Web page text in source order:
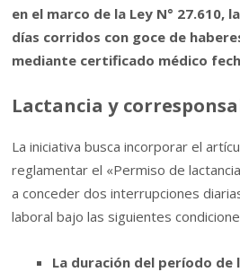
en el marco de la Ley N° 27.610,
días corridos con goce de
mediante certificado médico
Lactancia y
La iniciativa busca incorporar el
reglamentar el «Permiso de
a conceder dos interrupciones
laboral bajo las siguientes
La duración del período de